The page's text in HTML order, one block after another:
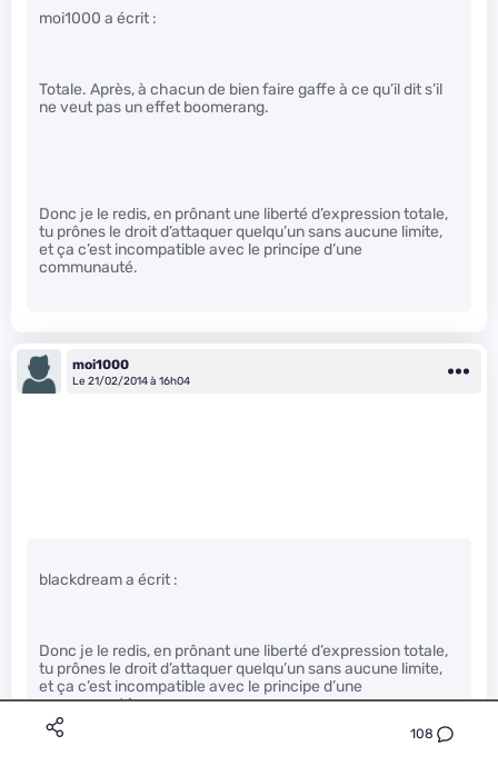
108
moi1000 a écrit :
Totale. Après, à chacun de bien faire gaffe à ce qu’il dit s’il
ne veut pas un effet boomerang.
Donc je le redis, en prônant une liberté d’expression totale,
tu prônes le droit d’attaquer quelqu’un sans aucune limite,
et ça c’est incompatible avec le principe d’une
communauté.
moi1000
Le 21/02/2014 à 16h04
blackdream a écrit :
Donc je le redis, en prônant une liberté d’expression totale,
tu prônes le droit d’attaquer quelqu’un sans aucune limite,
et ça c’est incompatible avec le principe d’une
communauté.